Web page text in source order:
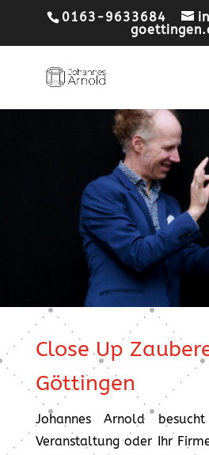
0163-9633684
Close Up
Göttingen
Johannes Arnold
Veranstaltung oder Ihr